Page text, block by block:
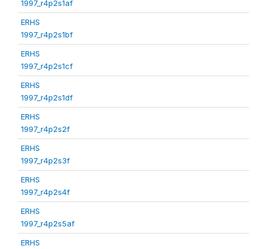
1997_r4p2s1af
ERHS
1997_r4p2s1bf
ERHS
1997_r4p2s1cf
ERHS
1997_r4p2s1df
ERHS
1997_r4p2s2f
ERHS
1997_r4p2s3f
ERHS
1997_r4p2s4f
ERHS
1997_r4p2s5af
ERHS